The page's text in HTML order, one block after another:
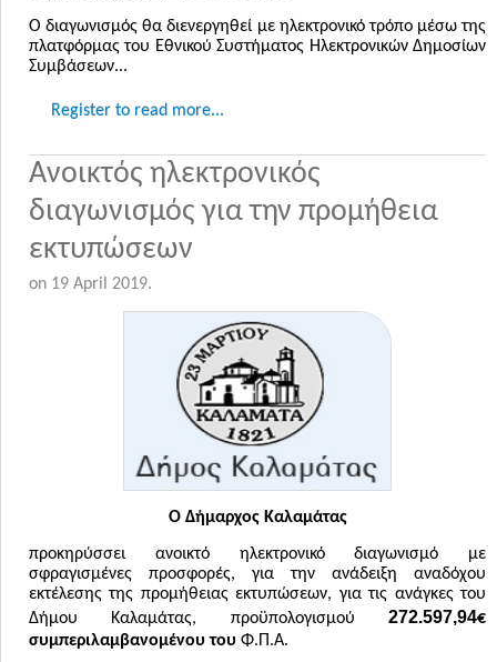
Ο διαγωνισμός θα διενεργηθεί με ηλεκτρονικό τρόπο μέσω της
πλατφόρμας του Εθνικού Συστήματος Ηλεκτρονικών Δημοσίων
Συμβάσεων...
Register to read more...
Ανοικτός ηλεκτρονικός
διαγωνισμός για την προμήθεια
εκτυπώσεων
on 19 April 2019.
Ο Δήμαρχος Καλαμάτας
προκηρύσσει ανοικτό ηλεκτρονικό διαγωνισμό με
σφραγισμένες προσφορές, για την ανάδειξη αναδόχου
εκτέλεσης της προμήθειας εκτυπώσεων, για τις ανάγκες του
Δήμου Καλαμάτας, προϋπολογισμού 272.597,94€
συμπεριλαμβανομένου του Φ.Π.Α.